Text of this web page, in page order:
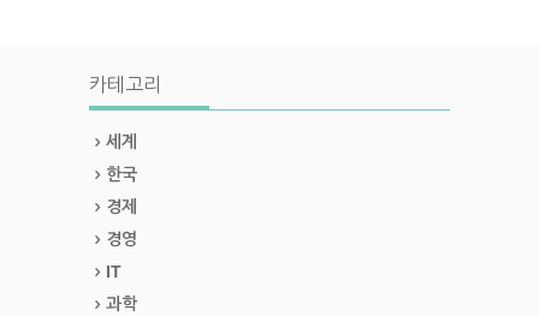
카테고리
세계
한국
경제
경영
IT
과학